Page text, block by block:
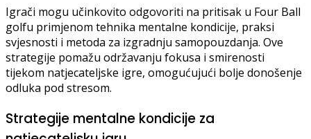
Igrači mogu učinkovito odgovoriti na pritisak u Four Ball
golfu primjenom tehnika mentalne kondicije, praksi
svjesnosti i metoda za izgradnju samopouzdanja. Ove
strategije pomažu održavanju fokusa i smirenosti
tijekom natjecateljske igre, omogućujući bolje donošenje
odluka pod stresom.
Strategije mentalne kondicije za